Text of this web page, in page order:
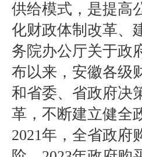
供给模式，是提高
化财政体制改革、
务院办公厅关于政
布以来，安徽各级
和省委、省政府决
革，不断建立健全
2021年，全省政府